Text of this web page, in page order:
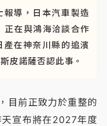
學霸戰桃園 公開上任首
報導，日本汽車製造
正在與鴻海洽談合作
在神奈川縣的追濱
皮諾薩否認此事。
目前正致力於重整的
宣布將在2027年度